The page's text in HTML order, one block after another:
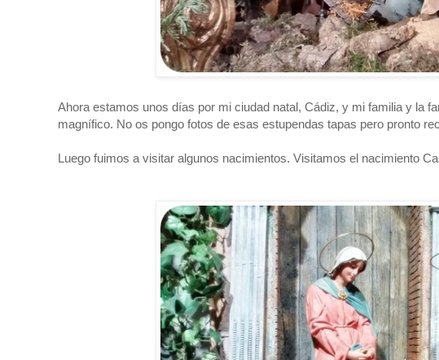
Ahora estamos unos días por mi ciudad natal, Cádiz, y mi familia y la
magnífico. No os pongo fotos de esas estupendas tapas pero pronto
Luego fuimos a visitar algunos nacimientos. Visitamos el nacimiento